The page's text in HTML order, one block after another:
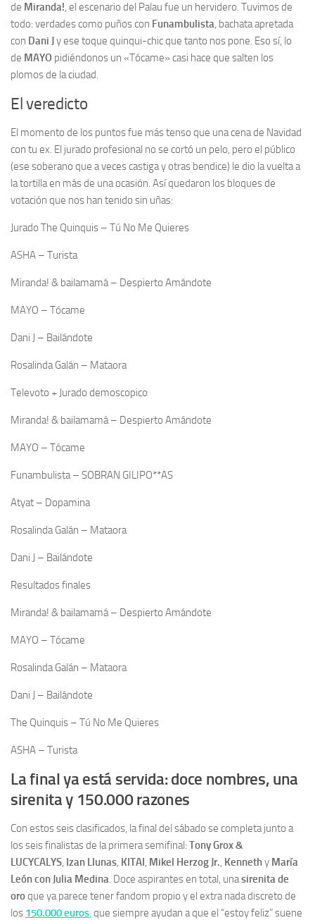
de Miranda!, el escenario del Palau fue un hervidero. Tuvimos de
todo: verdades como puños con Funambulista, bachata apretada
con Dani Jy ese toque quinqui-chic que tanto nos pone. Eso sí, lo
de MAYO pidiéndonos un «Tócame» casi hace que salten los
plomos de la ciudad.
El veredicto
El momento de los puntos fue más tenso que una cena de Navidad
con tu ex. El jurado profesional no se cortó un pelo, pero el público
(ese soberano que a veces castiga y otras bendice) le dio la vuelta a
la tortilla en más de una ocasión. Así quedaron los bloques de
votación que nos han tenido sin uñas:
Jurado The Quinquis – Tú No Me Quieres
ASHA – Turista
Miranda! & bailamamá – Despierto Amándote
MAYO – Tócame
Dani J – Bailándote
Rosalinda Galán – Mataora
Televoto + Jurado demoscopico
Miranda! & bailamamá – Despierto Amándote
MAYO – Tócame
Funambulista – SOBRAN GILIPO**AS
Atyat – Dopamina
Rosalinda Galán – Mataora
Dani J – Bailándote
Resultados finales
Miranda! & bailamamá – Despierto Amándote
MAYO – Tócame
Rosalinda Galán – Mataora
Dani J – Bailándote
The Quinquis – Tú No Me Quieres
ASHA – Turista
La final ya está servida: doce nombres, una
sirenita y 150.000 razones
Con estos seis clasificados, la final del sábado se completa junto a
los seis finalistas de la primera semifinal: Tony Grox &
LUCYCALYS, Izan Llunas, KITAI, Mikel Herzog Jr., Kennethy María
León con Julia Medina. Doce aspirantes en total, unasirenita de
oroque ya parece tener fandom propio y el extra nada discreto de
los 150.000 euros, que siempre ayudan a que el “estoy feliz” suene